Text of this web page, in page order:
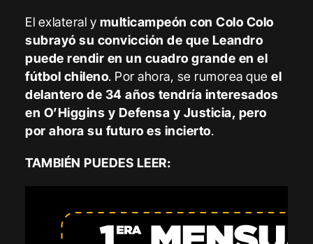
El exlateral y multicampeón con Colo Colo
subrayó su convicción de que Leandro
puede rendir en un cuadro grande en el
fútbol chileno. Por ahora, se rumorea queel
delantero de 34 años tendría interesados
en O’Higgins y Defensa y Justicia, pero
por ahora su futuro es incierto.
TAMBIÉN PUEDES LEER: